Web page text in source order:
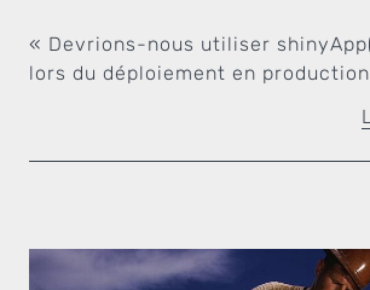
« Devrions-nous utiliser
lors du déploiement en